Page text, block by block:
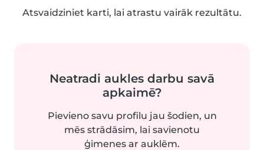
Atsvaidziniet karti, lai atrastu vairāk rezultātu.
Neatradi aukles darbu savā
apkaimē?
Pievieno savu profilu jau šodien, un
mēs strādāsim, lai savienotu
ģimenes ar auklēm.